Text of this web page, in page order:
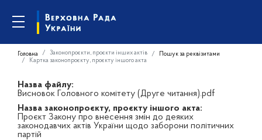
Головна Законопроєкти, проєкти інших актів
Пошук за реквізитами
Картка законопроєкту, проєкту іншого акта
Назва файлу:
Висновок Головного комітету (Друге читання).pdf
Назва законопроєкту, проєкту іншого акта:
Проєкт Закону про внесення змін до деяких
законодавчих актів України щодо заборони політичних
партій